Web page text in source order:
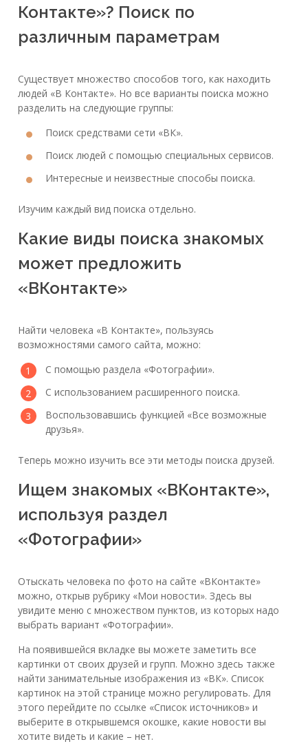
Контакте»? Поиск по
различным параметрам
Существует множество способов того, как находить
людей «В Контакте». Но все варианты поиска можно
разделить на следующие группы:
Поиск средствами сети «ВК».
Поиск людей с помощью специальных сервисов.
Интересные и неизвестные способы поиска.
Изучим каждый вид поиска отдельно.
Какие виды поиска знакомых
может предложить
«ВКонтакте»
Найти человека «В Контакте», пользуясь
возможностями самого сайта, можно:
С помощью раздела «Фотографии».
С использованием расширенного поиска.
Воспользовавшись функцией «Все возможные
друзья».
Теперь можно изучить все эти методы поиска друзей.
Ищем знакомых «ВКонтакте»,
используя раздел
«Фотографии»
Отыскать человека по фото на сайте «ВКонтакте»
можно, открыв рубрику «Мои новости». Здесь вы
увидите меню с множеством пунктов, из которых надо
выбрать вариант «Фотографии».
На появившейся вкладке вы можете заметить все
картинки от своих друзей и групп. Можно здесь также
найти занимательные изображения из «ВК». Список
картинок на этой странице можно регулировать. Для
этого перейдите по ссылке «Список источников» и
выберите в открывшемся окошке, какие новости вы
хотите видеть и какие – нет.